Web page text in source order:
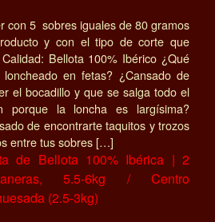
con 5 sobres iguales de 80 gramos
y con el tipo de corte que
Bellota 100% Ibérico ¿Qué
en fetas? ¿Cansado de
el bocadillo y que se salga todo el
porque la loncha es largísima?
de encontrarte taquitos y trozos
entre tus sobres […]
de Bellota 100% Ibérica | 2
5.5-6kg / Centro
(2.5-3kg)